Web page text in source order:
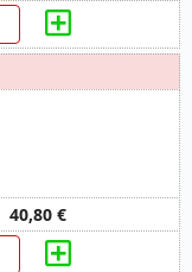
40,80 €